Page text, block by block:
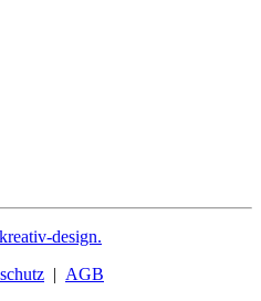
design.
| AGB